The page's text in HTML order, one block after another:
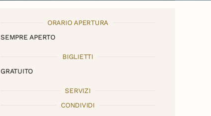
ORARIO APERTURA
SEMPRE APERTO
BIGLIETTI
GRATUITO
SERVIZI
CONDIVIDI